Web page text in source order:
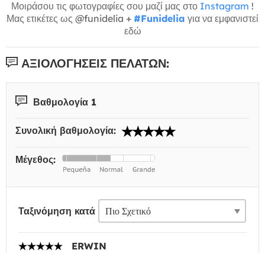
Μοιράσου τις φωτογραφίες σου μαζί μας στο Instagram !
Μας ετικέτες ως @funidelia + #Funidelia για να εμφανιστεί
εδώ
ΑΞΙΟΛΟΓΉΣΕΙΣ ΠΕΛΑΤΏΝ:
Βαθμολογία 1
Συνολική βαθμολογία:
Μέγεθος:
Ταξινόμηση κατά
ERWIN